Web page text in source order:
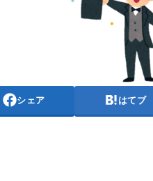
シェア はてブ